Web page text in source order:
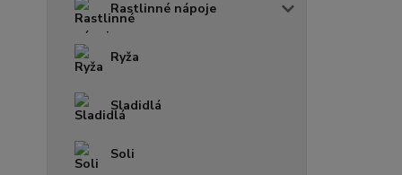
Rastlinné nápoje
Ryža
Sladidlá
Soli